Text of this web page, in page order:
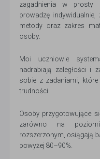
zagadnienia w prosty
prowadzę
metody oraz zakres
osoby.
Moi uczniowie
nadrabiają zaległości i
sobie z zadaniami,
trudności.
Osoby przygotowujące
zarówno na
rozszerzonym, osiągają
powyżej 80–90%.